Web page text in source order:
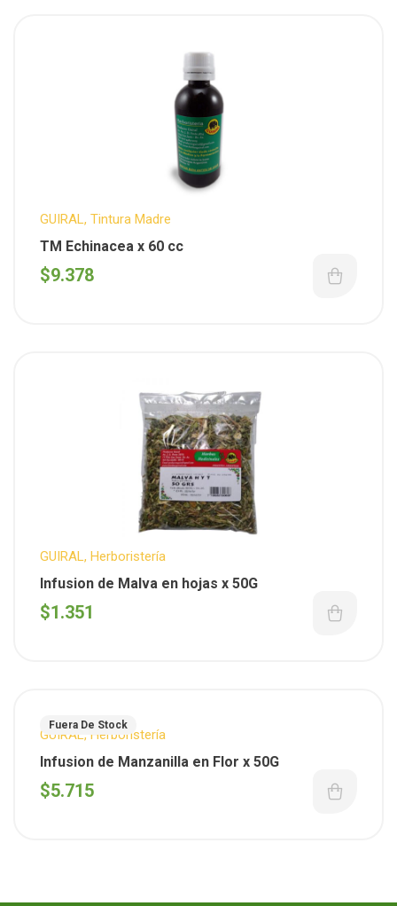
GUIRAL, Tintura Madre
TM Echinacea x 60 cc
$9.378
GUIRAL, Herboristería
Infusion de Malva en hojas x 50G
$1.351
Fuera De Stock
GUIRAL, Herboristería
Infusion de Manzanilla en Flor x 50G
$5.715